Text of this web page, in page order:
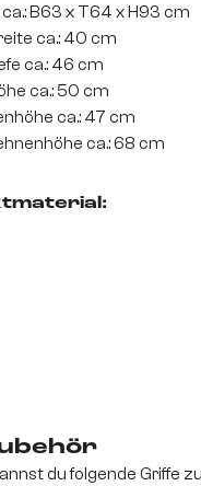
B63 x T64 x H93 cm
ca.: 40 cm
ca.: 46 cm
ca.: 50 cm
ca.: 47 cm
ca.: 68 cm
du folgende Griffe